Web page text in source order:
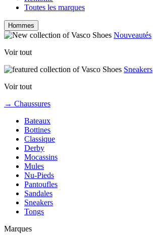
Toutes les marques
Hommes
Nouveautés
Voir tout
Sneakers
Voir tout
→ Chaussures
Bateaux
Bottines
Classique
Derby
Mocassins
Mules
Nu-Pieds
Pantoufles
Sandales
Sneakers
Tongs
Marques